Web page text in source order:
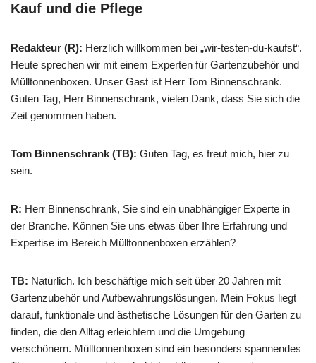
Kauf und die Pflege
Redakteur (R): Herzlich willkommen bei „wir-testen-du-kaufst“.
Heute sprechen wir mit einem Experten für Gartenzubehör und
Mülltonnenboxen. Unser Gast ist Herr Tom Binnenschrank.
Guten Tag, Herr Binnenschrank, vielen Dank, dass Sie sich die
Zeit genommen haben.
Tom Binnenschrank (TB): Guten Tag, es freut mich, hier zu
sein.
R: Herr Binnenschrank, Sie sind ein unabhängiger Experte in
der Branche. Können Sie uns etwas über Ihre Erfahrung und
Expertise im Bereich Mülltonnenboxen erzählen?
TB: Natürlich. Ich beschäftige mich seit über 20 Jahren mit
Gartenzubehör und Aufbewahrungslösungen. Mein Fokus liegt
darauf, funktionale und ästhetische Lösungen für den Garten zu
finden, die den Alltag erleichtern und die Umgebung
verschönern. Mülltonnenboxen sind ein besonders spannendes